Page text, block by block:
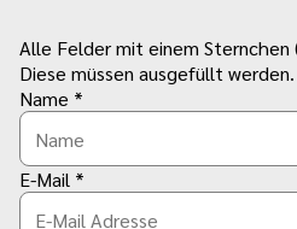
Alle Felder mit einem
Diese müssen ausgefüllt werden.
Name *
E-Mail *